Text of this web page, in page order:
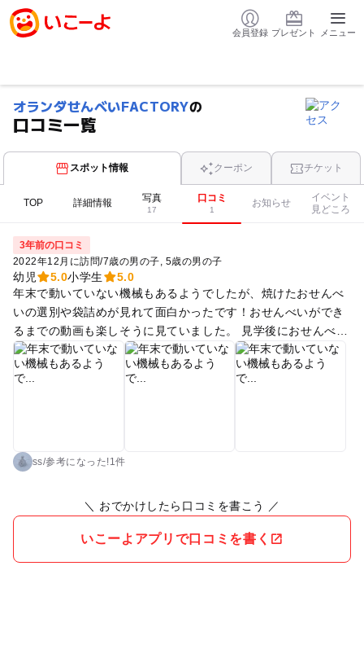
会員登録 プレゼント メニュー
オランダせんべいFACTORYの
口コミ一覧
スポット情報 クーポン チケット
TOP 詳細情報 写真
17
口コミ
1
お知らせ
イベント
見どころ
3年前の口コミ
2022年12月に訪問/7歳の男の子 5歳の男の子
幼児 5.0小学生
5.0
年末で動いていない機械もあるようでしたが、焼けたおせんべ
いの選別や袋詰めが見れて面白かったです！おせんべいができ
るまでの動画も楽しそうに見ていました。 見学後におせんべい
を焼く体験をしましたが、ペラペラのおせんべいのもとがぷく
ぷくと膨らんでいくのがとても楽しかったようです。 オランダ
せんべいのキャラクターも可愛い♡パッケージの顔ハメ、トリ
ss/参考に なった!1件
＼ おでかけしたら口コミを書こう ／
いこーよアプリで口コミを書く